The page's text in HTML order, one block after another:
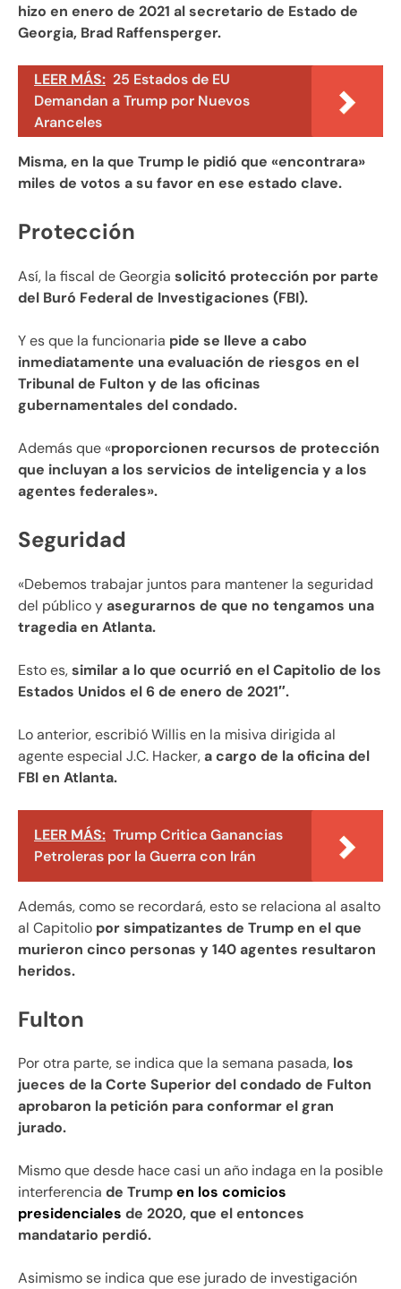
hizo en enero de 2021 al secretario de Estado de
Georgia, Brad Raffensperger.
LEER MÁS: 25 Estados de EU
Demandan a Trump por Nuevos
Aranceles
Misma, en la que Trump le pidió que «encontrara»
miles de votos a su favor en ese estado clave.
Protección
Así, la fiscal de Georgia solicitó protección por parte
del Buró Federal de Investigaciones (FBI).
Y es que la funcionaria pide se lleve a cabo
inmediatamente una evaluación de riesgos en el
Tribunal de Fulton y de las oficinas
gubernamentales del condado.
Además que «proporcionen recursos de protección
que incluyan a los servicios de inteligencia y a los
agentes federales».
Seguridad
«Debemos trabajar juntos para mantener la seguridad
del público yasegurarnos de que no tengamos una
tragedia en Atlanta.
Esto es,similar a lo que ocurrió en el Capitolio de los
Estados Unidos el 6 de enero de 2021″.
Lo anterior, escribió Willis en la misiva dirigida al
agente especial J.C. Hacker,a cargo de la oficina del
FBI en Atlanta.
LEER MÁS: Trump Critica Ganancias
Petroleras por la Guerra con Irán
Además, como se recordará, esto se relaciona al asalto
al Capitolio por simpatizantes de Trump en el que
murieron cinco personas y 140 agentes resultaron
heridos.
Fulton
Por otra parte, se indica que la semana pasada, los
jueces de la Corte Superior del condado de Fulton
aprobaron la petición para conformar el gran
jurado.
Mismo que desde hace casi un año indaga en la posible
interferencia de Trumpen los comicios
presidenciales de 2020, que el entonces
mandatario perdió.
Asimismo se indica que ese jurado de investigación